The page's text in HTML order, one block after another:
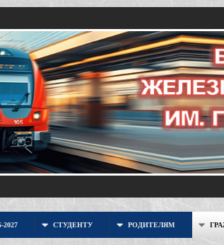
СТУДЕНТУ РОДИТЕЛЯМ